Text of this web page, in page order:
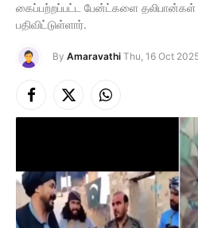
கைப்பற்றப்பட்ட பேன்ட்களை தலிபான்கள்
பதிவிட்டுள்ளார்.
By Amaravathi Thu, 16 Oct
Facebook
X
(Twitter)
Instagram